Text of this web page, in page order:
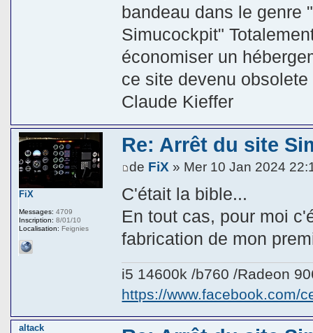
bandeau dans le genre
Simucockpit"
économiser un
ce site devenu
Claude Kieffer
Re: Arrêt du site
de FiX » Mer 10 Jan 2024
C'était la bible...
En tout cas, pour moi
fabrication de mon
i5 14600k /b760 /Radeon
https://www.facebook.com/
FiX
Messages: 4709
Inscription: 8/01/10
Localisation: Feignies
altack